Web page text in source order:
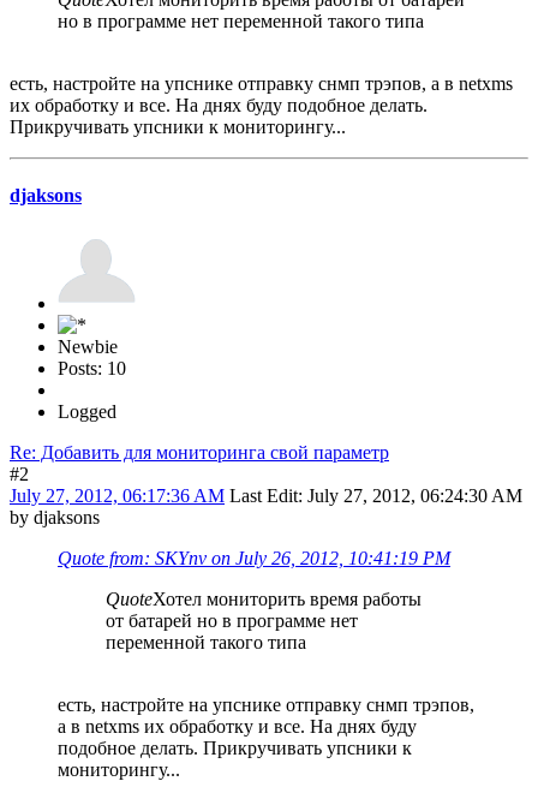
но в программе нет переменной такого типа
есть, настройте на упснике отправку снмп трэпов, а в netxms
их обработку и все. На днях буду подобное делать.
Прикручивать упсники к мониторингу...
djaksons
Newbie
Posts: 10
Logged
Re: Добавить для мониторинга свой параметр
#2
July 27, 2012, 06:17:36 AM Last Edit: July 27, 2012, 06:24:30 AM
by djaksons
Quote from: SKYnv on July 26, 2012, 10:41:19 PM
QuoteХотел мониторить время работы
от батарей но в программе нет
переменной такого типа
есть, настройте на упснике отправку снмп трэпов,
а в netxms их обработку и все. На днях буду
подобное делать. Прикручивать упсники к
мониторингу...